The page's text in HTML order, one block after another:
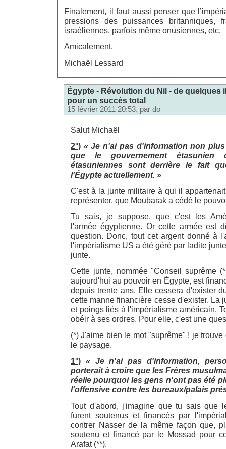
Finalement, il faut aussi penser que
pressions des puissances britanniques,
israéliennes, parfois même onusiennes, etc.
Amicalement,
Michaël Lessard
Égypte - Révolution du Nil - de quelques
pour un succès total
15 février 2011 20:53, par do
Salut Michaël
2°) « Je n'ai pas d'information non
que le gouvernement étasunien
étasuniennes sont derrière le fait
l'Égypte actuellement. »
C'est à la junte militaire à qui il
représenter, que Moubarak a cédé le
Tu sais, je suppose, que c'est les
l'armée égyptienne. Or cette armée est
question. Donc, tout cet argent donné à
l'impérialisme US a été géré par ladite
junte.
Cette junte, nommée "Conseil suprême
aujourd'hui au pouvoir en Égypte, est
depuis trente ans. Elle cessera d'exister
cette manne financière cesse d'exister. La
et poings liés à l'impérialisme américain.
obéir à ses ordres. Pour elle, c'est une
(*) J'aime bien le mot "suprême" ! je
le paysage.
1°) « Je n'ai pas d'information,
porterait à croire que les Frères
réelle pourquoi les gens n'ont pas été
l'offensive contre les bureaux/palais
Tout d'abord, j'imagine que tu sais que
furent soutenus et financés par
contrer Nasser de la même façon que,
soutenu et financé par le Mossad pour
Arafat (**).